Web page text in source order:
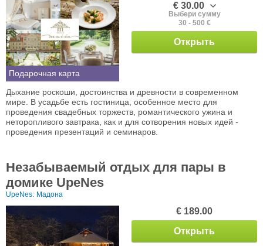
Подарочная карта
€ 30.00
Выбери сумму
30 - 500 €
Открыть
Дыхание роскоши, достоинства и древности в современном
мире. В усадьбе есть гостиница, особенное место для
проведения свадебных торжеств, романтического ужина и
неторопливого завтрака, как и для сотворения новых идей -
проведения презентаций и семинаров.
Незабываемый отдых для пары в
домике UpeNes
UpeNes: Мадона
€ 189.00
Открыть